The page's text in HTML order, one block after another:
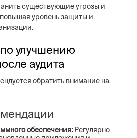
существующие угрозы и
уровень защиты и
улучшению
аудита
обратить внимание на
обеспечения: Регулярно